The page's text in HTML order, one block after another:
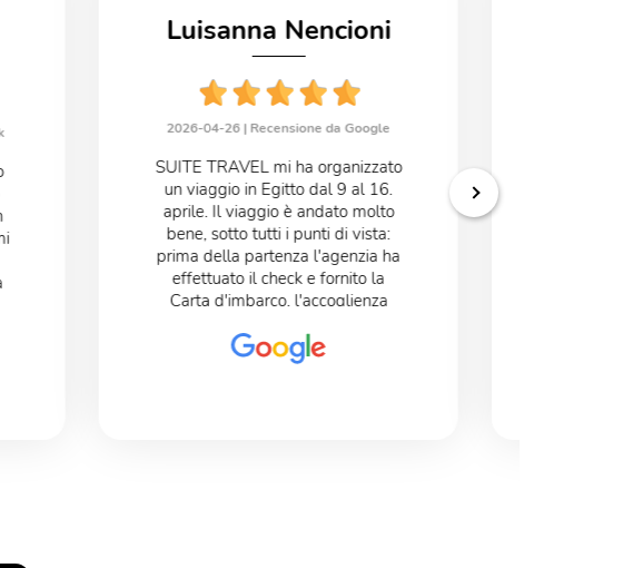
Luisanna Nencioni
2026-04-26 | Recensione da Google
SUITE TRAVEL mi ha organizzato
un viaggio in Egitto dal 9 al 16.
aprile. Il viaggio è andato molto
bene, sotto tutti i punti di vista:
prima della partenza l'agenzia ha
effettuato il check e fornito la
Carta d'imbarco, l'accoglienza
molto accurata, l'albergo del
Cairo era molto bello, buono